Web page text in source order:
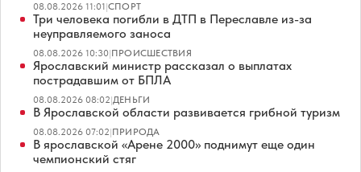
08.08.2026 11:01|СПОРТ
Три человека погибли в ДТП в Переславле из-за
неуправляемого заноса
08.08.2026 10:30|ПРОИСШЕСТВИЯ
Ярославский министр рассказал о выплатах
пострадавшим от БПЛА
08.08.2026 08:02|ДЕНЬГИ
В Ярославской области развивается грибной туризм
08.08.2026 07:02|ПРИРОДА
В ярославской «Арене 2000» поднимут еще один
чемпионский стяг